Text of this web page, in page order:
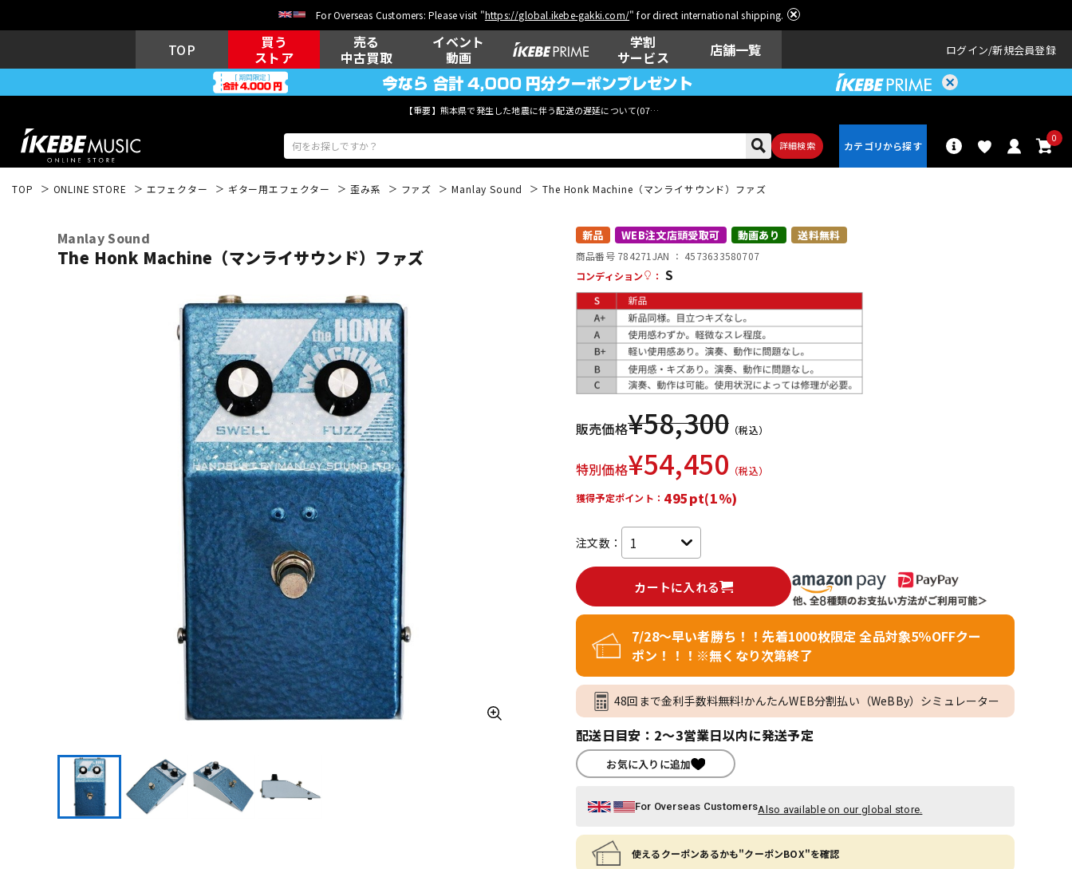
For Overseas Customers: Please visit "https://global.ikebe-gakki.com/" for direct international shipping.
TOP
買う
ストア
売る
中古買取
イベント
動画
学割
サービス
店舗一覧 ログイン 新規会員登録
【重要】熊本県で発生した地震に伴う配送の遅延について(07月29日
詳細検索
0
ウクレレ ドラム
電子ピアノ その他楽器
DTM レコーディン
グ機器
配信/ライブ
機器
ヴィンテージ
TOP ONLINE STORE エフェクター ギター用エフェクター 歪み系 ファズ Manlay Sound The Honk Machine（マンライサウンド）ファズ
Manlay Sound
The Honk Machine（マンライサウンド）ファズ
新品 WEB注文店頭受取可 動画あり 送料無料
商品番号 784271 JAN ： 4573633580707
コンディション
： S
販売価格¥58,300 （税込）
特別価格¥54,450 （税込）
獲得予定ポイント： 495pt(1%)
注文数：
カートに入れる
7/28～早い者勝ち！！先着1000枚限定 全品対象5％OFFクー
ポン！！！※無くなり次第終了
48回まで金利手数料無料!かんたんWEB分割払い（WeBBy）シミュレーター
配送日目安：2～3営業日以内に発送予定
お気に入りに追加
For Overseas CustomersAlso available on our global store.
使えるクーポンあるかも"クーポンBOX"を確認